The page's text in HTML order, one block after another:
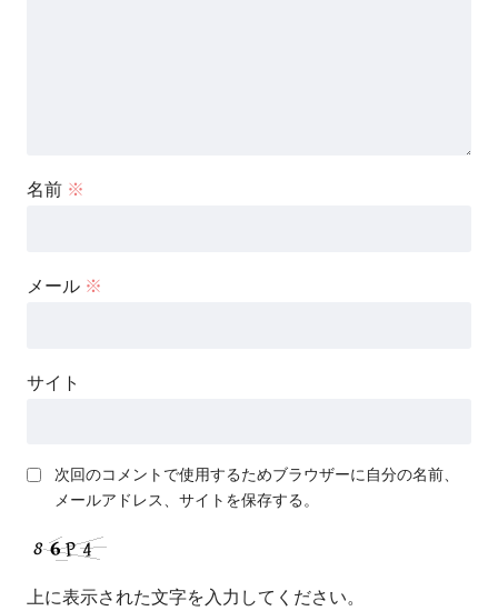
名前 ※
メール ※
サイト
次回のコメントで使用するためブラウザーに自分の名前、
メールアドレス、サイトを保存する。
上に表示された文字を入力してください。